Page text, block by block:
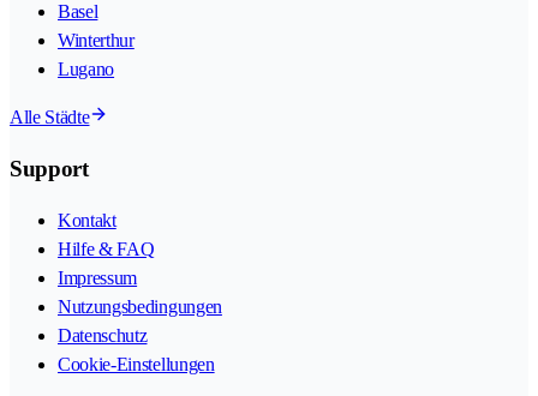
Basel
Winterthur
Lugano
Alle Städte
Support
Kontakt
Hilfe & FAQ
Impressum
Nutzungsbedingungen
Datenschutz
Cookie-Einstellungen